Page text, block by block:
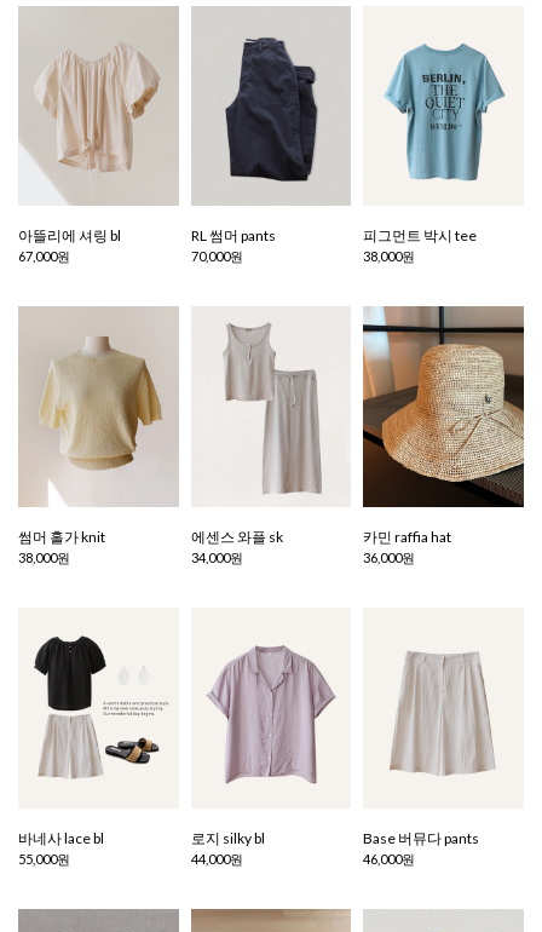
아뜰리에 셔링 bl
67,000원
RL 썸머 pants
70,000원
피그먼트 박시 tee
38,000원
썸머 홀가 knit
38,000원
에센스 와플 sk
34,000원
카민 raffia hat
36,000원
바네사 lace bl
55,000원
로지 silky bl
44,000원
Base 버뮤다 pants
46,000원